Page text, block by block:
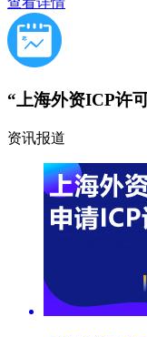
“上海外资ICP许
资讯报道